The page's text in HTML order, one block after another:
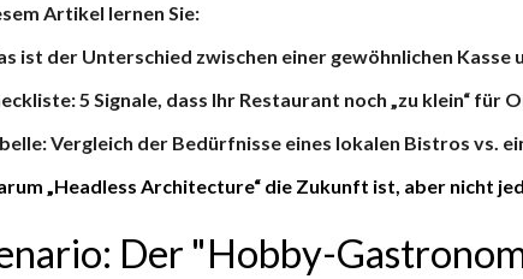
Artikel lernen Sie:
ist der Unterschied zwischen einer gewöhnlichen Kasse
5 Signale, dass Ihr Restaurant noch „zu klein“ für
Vergleich der Bedürfnisse eines lokalen Bistros vs.
„Headless Architecture“ die Zukunft ist, aber nicht
Der "Hobby-